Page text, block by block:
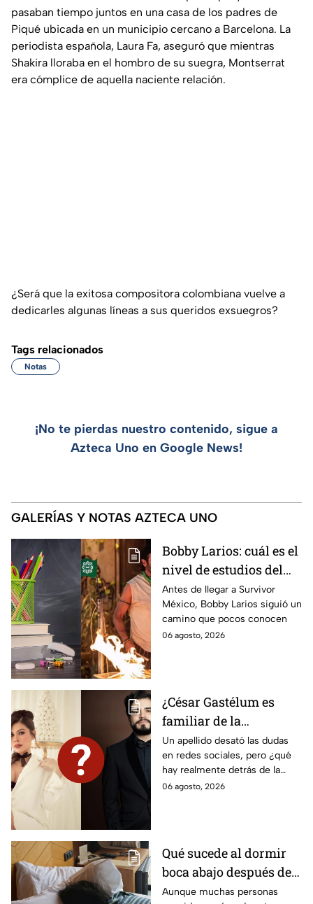
pasaban tiempo juntos en una casa de los padres de
Piqué ubicada en un municipio cercano a Barcelona. La
periodista española, Laura Fa, aseguró que mientras
Shakira lloraba en el hombro de su suegra, Montserrat
era cómplice de aquella naciente relación.
¿Será que la exitosa compositora colombiana vuelve a
dedicarles algunas líneas a sus queridos exsuegros?
Tags relacionados
Notas
¡No te pierdas nuestro contenido, sigue a
Azteca Uno en Google News!
GALERÍAS Y NOTAS AZTECA UNO
Bobby Larios: cuál es el
nivel de estudios del
primer eliminado de
Survivor México La
Reliquia en Llamas
Antes de llegar a Survivor
México, Bobby Larios siguió un
camino que pocos conocen
06 agosto, 2026
¿César Gastélum es
familiar de la
influencer Ana
Gastelum? Esto es lo
que se sabe sobre su
posible parentesco
Un apellido desató las dudas
en redes sociales, pero ¿qué
hay realmente detrás de la
supuesta conexión entre
06 agosto, 2026
Qué sucede al dormir
boca abajo después de
los 50
Aunque muchas personas